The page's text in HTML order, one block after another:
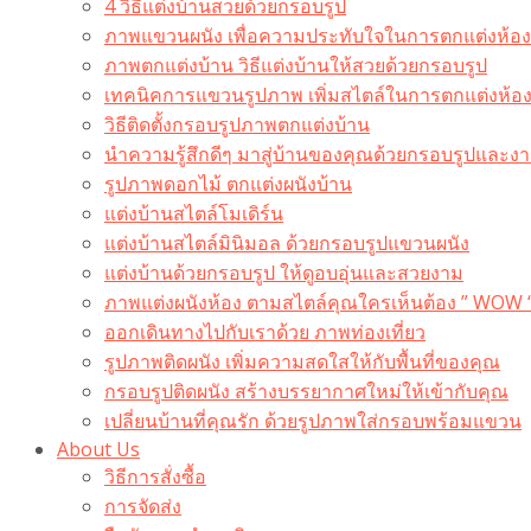
4 วิธีแต่งบ้านสวยด้วยกรอบรูป
ภาพแขวนผนัง เพื่อความประทับใจในการตกแต่งห้อง
ภาพตกแต่งบ้าน วิธีแต่งบ้านให้สวยด้วยกรอบรูป
เทคนิคการแขวนรูปภาพ เพิ่มสไตล์ในการตกแต่งห้อง
วิธีติดตั้งกรอบรูปภาพตกแต่งบ้าน
นำความรู้สึกดีๆ มาสู่บ้านของคุณด้วยกรอบรูปและง
รูปภาพดอกไม้ ตกแต่งผนังบ้าน
แต่งบ้านสไตล์โมเดิร์น
แต่งบ้านสไตล์มินิมอล ด้วยกรอบรูปแขวนผนัง
แต่งบ้านด้วยกรอบรูป ให้ดูอบอุ่นและสวยงาม
ภาพแต่งผนังห้อง ตามสไตล์คุณใครเห็นต้อง ” WOW
ออกเดินทางไปกับเราด้วย ภาพท่องเที่ยว
รูปภาพติดผนัง เพิ่มความสดใสให้กับพื้นที่ของคุณ
กรอบรูปติดผนัง สร้างบรรยากาศใหม่ให้เข้ากับคุณ
เปลี่ยนบ้านที่คุณรัก ด้วยรูปภาพใส่กรอบพร้อมแขวน​
About Us
วิธีการสั่งซื้อ
การจัดส่ง